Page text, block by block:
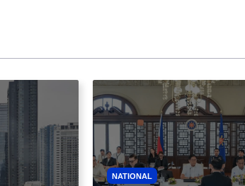
NATIONAL